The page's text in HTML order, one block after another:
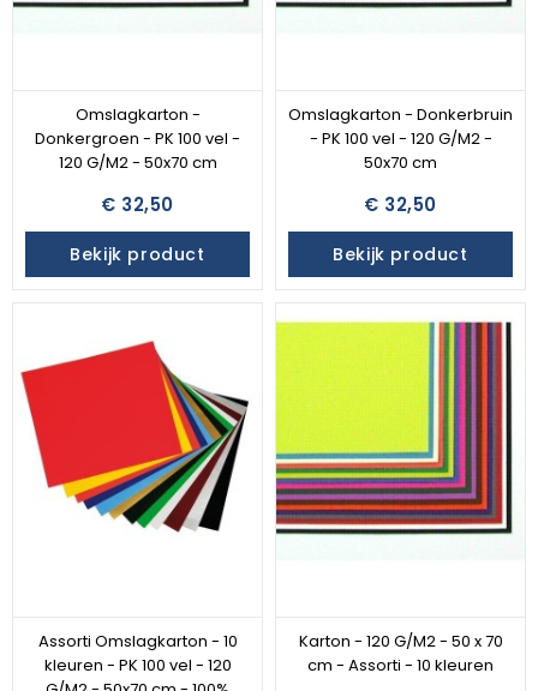
Omslagkarton -
Donkergroen - PK 100 vel -
120 G/M2 - 50x70 cm
€ 32,50
Bekijk product
Omslagkarton - Donkerbruin
- PK 100 vel - 120 G/M2 -
50x70 cm
€ 32,50
Bekijk product
Assorti Omslagkarton - 10
kleuren - PK 100 vel - 120
Karton - 120 G/M2 - 50 x 70
cm - Assorti - 10 kleuren